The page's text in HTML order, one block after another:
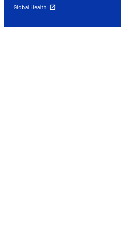
Global Health